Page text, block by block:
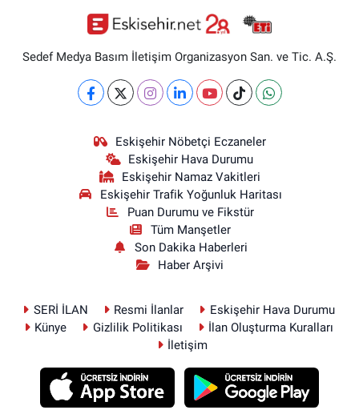
Sedef Medya Basım İletişim Organizasyon San. ve Tic. A.Ş.
Eskişehir Nöbetçi Eczaneler
Eskişehir Hava Durumu
Eskişehir Namaz Vakitleri
Eskişehir Trafik Yoğunluk Haritası
Puan Durumu ve Fikstür
Tüm Manşetler
Son Dakika Haberleri
Haber Arşivi
SERİ İLAN Resmi İlanlar
Eskişehir Hava Durumu
Künye
Gizlilik Politikası
İlan Oluşturma Kuralları
İletişim